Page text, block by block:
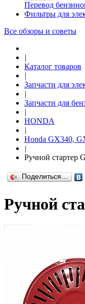
Перевод
Фильтры для
Все обзоры и советы
|
Каталог товаров
|
Запчасти для
|
Запчасти для
|
HONDA
|
Honda GX340,
|
Ручной стартер
Поделиться…
Ручной